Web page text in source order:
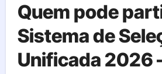
Quem pode
Sistema de
Unificada 2026